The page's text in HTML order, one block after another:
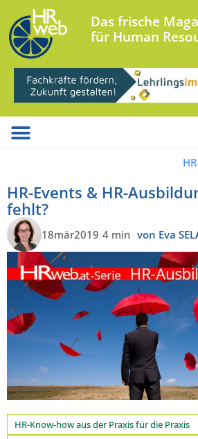
Das frische
für Human
HR-Events & HR-
fehlt?
18mär2019 4 min von Eva
HR-Know-how aus der Praxis für die Praxis